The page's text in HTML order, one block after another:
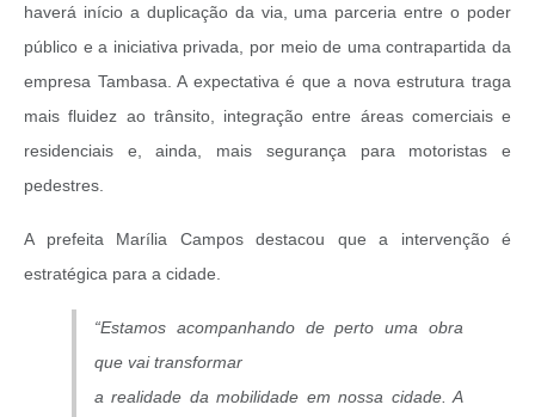
haverá início a duplicação da via, uma parceria entre o poder
público e a iniciativa privada, por meio de uma contrapartida da
empresa Tambasa. A expectativa é que a nova estrutura traga
mais fluidez ao trânsito, integração entre áreas comerciais e
residenciais e, ainda, mais segurança para motoristas e
pedestres.
A prefeita Marília Campos destacou que a intervenção é
estratégica para a cidade.
“Estamos acompanhando de perto uma obra
que vai transformar
a realidade da mobilidade em nossa cidade. A